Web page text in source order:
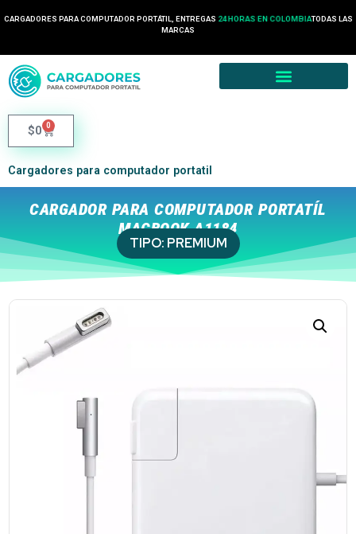
CARGADORES PARA COMPUTADOR PORTÁTIL, ENTREGAS 24 HORAS EN COLOMBIATODAS LAS
MARCAS
$0 0
Cargadores para computador portatil
CARGADOR PARA COMPUTADOR PORTATÍL
MACBOOK A1184
TIPO: PREMIUM